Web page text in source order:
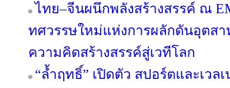
ไทย–จีนผนึกพลังสร้างสรรค์ ณ
ทศวรรษใหม่แห่งการผลักดันอุตส
ความคิดสร้างสรรค์สู่เวทีโลก
“ล้ำฤทธิ์” เปิดตัว สปอร์ตและเวล